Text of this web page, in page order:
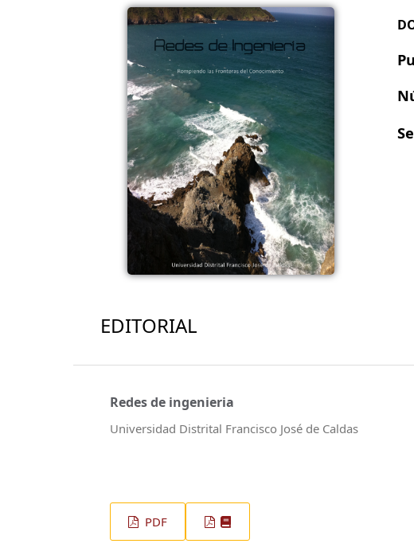
EDITORIAL
Redes de ingenieria
Universidad Distrital Francisco José de Caldas
PDF